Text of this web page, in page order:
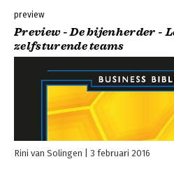
preview
Preview - De bijenherder -
zelfsturende teams
Rini van Solingen 3 februari 2016